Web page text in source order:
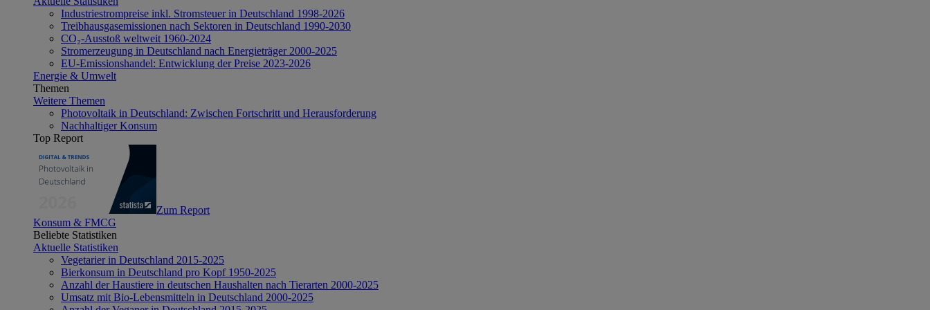
Industriestrompreise inkl. Stromsteuer in Deutschland 1998-2026
Treibhausgasemissionen nach Sektoren in Deutschland 1990-2030
CO₂-Ausstoß weltweit 1960-2024
Stromerzeugung in Deutschland nach Energieträger 2000-2025
EU-Emissionshandel: Entwicklung der Preise 2023-2026
Energie & Umwelt
Themen
Weitere Themen
Photovoltaik in Deutschland: Zwischen Fortschritt und Herausforderung
Nachhaltiger Konsum
Top Report
Zum Report
Konsum & FMCG
Beliebte Statistiken
Aktuelle Statistiken
Vegetarier in Deutschland 2015-2025
Bierkonsum in Deutschland pro Kopf 1950-2025
Anzahl der Haustiere in deutschen Haushalten nach Tierarten 2000-2025
Umsatz mit Bio-Lebensmitteln in Deutschland 2000-2025